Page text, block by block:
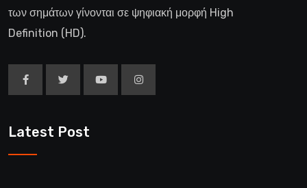
των σημάτων γίνονται σε ψηφιακή μορφή High
Definition (HD).
Latest Post